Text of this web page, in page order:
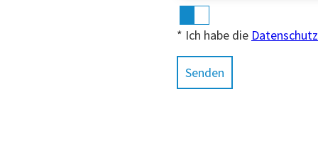
* Ich habe die